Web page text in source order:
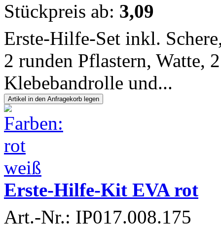
Stückpreis ab: 3,09
Erste-Hilfe-Set inkl.
2 runden Pflastern, Watte,
Klebebandrolle und...
Erste-Hilfe-Kit EVA rot
Art.-Nr.: IP017.008.175